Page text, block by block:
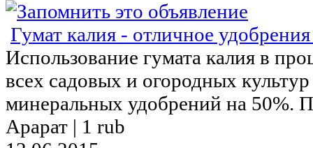
Гумат калия - отличное
Использование гумата калия в
всех садовых и огородных
минеральных удобрений на 50%.
Арарат | 1 rub